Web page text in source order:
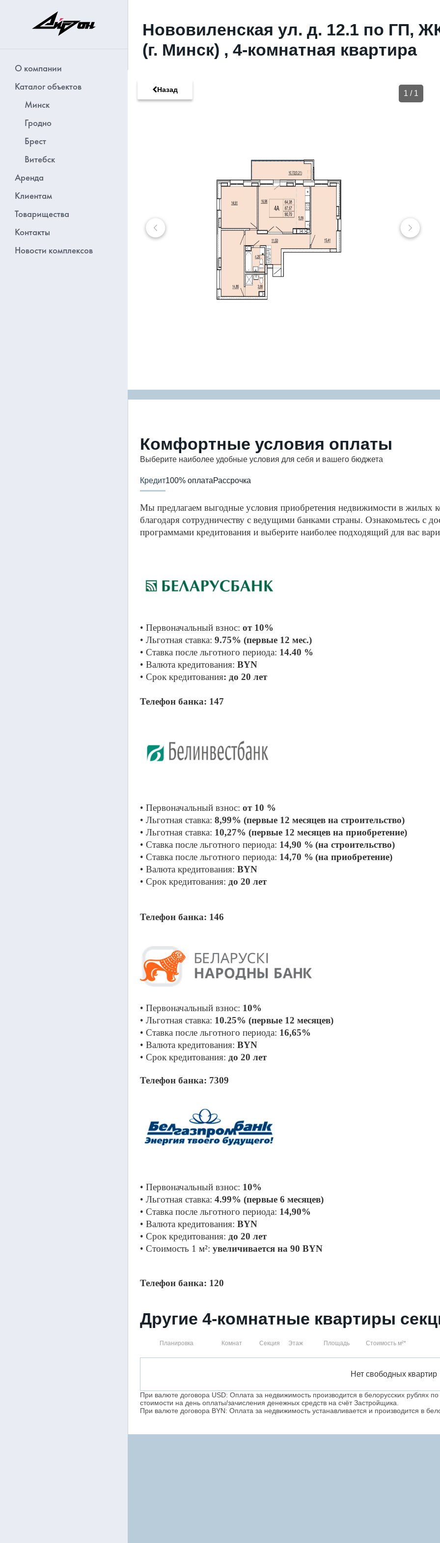
О компании
Каталог объектов
Минск
Гродно
Брест
Витебск
Аренда
Клиентам
Товарищества
Контакты
Новости комплексов
Нововиленская ул. д. 12.1 по ГП,
(г. Минск) , 4-комнатная квартира
Назад 1 / 1
Комфортные условия оплаты
Выберите наиболее удобные условия для себя и вашего бюджета
Кредит100% оплатаРассрочка
Мы предлагаем выгодные условия приобретения недвижимости в жилых
благодаря сотрудничеству с ведущими банками страны. Ознакомьтесь с
программами кредитования и выберите наиболее подходящий для вас
• Первоначальный взнос: от 10%
• Льготная ставка: 9.75% (первые 12 мес.)
• Ставка после льготного периода: 14.40 %
• Валюта кредитования: BYN
• Срок кредитования: до 20 лет
Телефон банка: 147
• Первоначальный взнос: от 10 %
• Льготная ставка: 8,99% (первые 12 месяцев на строительство)
• Льготная ставка: 10,27% (первые 12 месяцев на приобретение)
• Ставка после льготного периода: 14,90 % (на строительство)
• Ставка после льготного периода: 14,70 % (на приобретение)
• Валюта кредитования: BYN
• Срок кредитования: до 20 лет
Телефон банка: 146
• Первоначальный взнос: 10%
• Льготная ставка: 10.25% (первые 12 месяцев)
• Ставка после льготного периода: 16,65%
• Валюта кредитования: BYN
• Срок кредитования: до 20 лет
Телефон банка: 7309
• Первоначальный взнос: 10%
• Льготная ставка: 4.99% (первые 6 месяцев)
• Ставка после льготного периода: 14,90%
• Валюта кредитования: BYN
• Срок кредитования: до 20 лет
• Cтоимость 1 м²: увеличивается на 90 BYN
Телефон банка: 120
Другие 4-комнатные квартиры
Планировка Комнат Секция Этаж Площадь Стоимость м²*
Нет свободных квартир
При валюте договора USD: Оплата за недвижимость производится в белорусских рублях
стоимости на день оплаты/зачисления денежных средств на счёт Застройщика.
При валюте договора BYN: Оплата за недвижимость устанавливается и производится в